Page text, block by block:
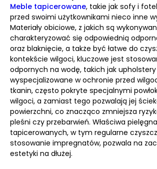
Meble tapicerowane, takie jak sofy i
przed swoimi użytkownikami nieco inne
Materiały obiciowe, z jakich są
charakteryzować się odpowiednią
oraz blaknięcie, a także być łatwe do
kontekście wilgoci, kluczowe jest
odpornych na wodę, takich jak upholstery
wyspecjalizowane w ochronie przed
tkanin, często pokryte specjalnymi
wilgoci, a zamiast tego pozwalają jej
powierzchni, co znacząco zmniejsza
pleśni czy przebarwień. Właściwa
tapicerowanych, w tym regularne
stosowanie impregnatów, pozwala na
estetyki na dłużej.